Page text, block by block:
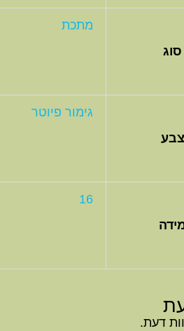
סוג
מתכת
צבע
גימור פיוטר
16
דעת.